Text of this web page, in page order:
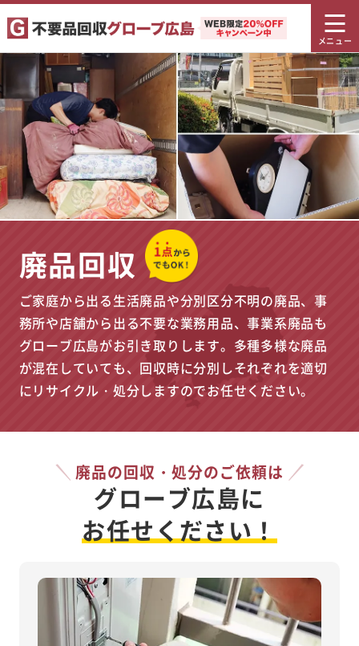
廃品回収
ご家庭から出る生活廃品や分別区分不明の廃品、事
務所や店舗から出る不要な業務用品、事業系廃品も
グローブ広島がお引き取りします。多種多様な廃品
が混在していても、回収時に分別しそれぞれを適切
にリサイクル・処分しますのでお任せください。
廃品の回収・処分のご依頼は
グローブ広島に
お任せください！